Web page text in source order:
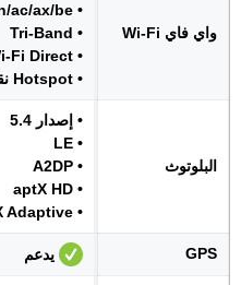
واي فاي Wi-Fi
• a/b/g/n/ac/ax/be
• Tri-Band
• Wi-Fi Direct مباشر
• Hotspot نقطة الاتصال
البلوتوث
• إصدار 5.4
• LE
• A2DP
• aptX HD
• aptX Adaptive
GPS يدعم